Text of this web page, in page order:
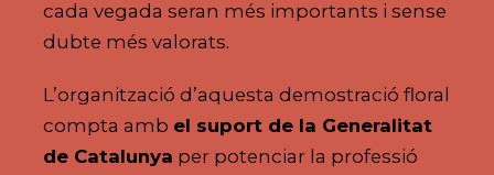
cada vegada seran més importants i sense
dubte més valorats.
L’organització d’aquesta demostració floral
compta amb el suport de la Generalitat
de Catalunya per potenciar la professió